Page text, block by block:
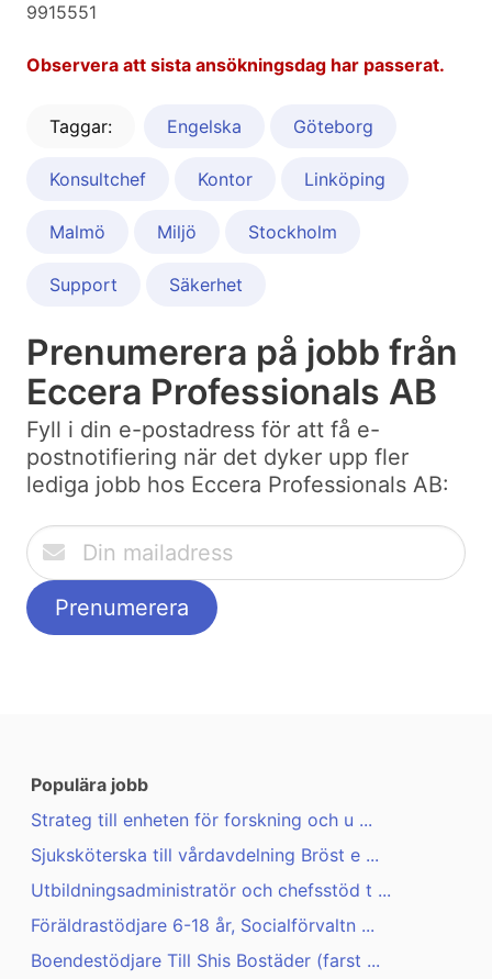
9915551
Observera att sista ansökningsdag har passerat.
Taggar: Engelska Göteborg
Konsultchef Kontor Linköping
Malmö Miljö Stockholm
Support Säkerhet
Prenumerera på jobb från
Eccera Professionals AB
Fyll i din e-postadress för att få e-
postnotifiering när det dyker upp fler
lediga jobb hos Eccera Professionals AB:
Populära jobb
Strateg till enheten för forskning och u ...
Sjuksköterska till vårdavdelning Bröst e ...
Utbildningsadministratör och chefsstöd t ...
Föräldrastödjare 6-18 år, Socialförvaltn ...
Boendestödjare Till Shis Bostäder (farst ...